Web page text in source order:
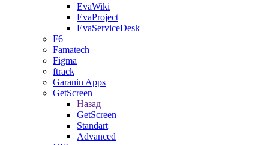
EvaWiki
EvaProject
EvaServiceDesk
F6
Famatech
Figma
ftrack
Garanin Apps
GetScreen
Назад
GetScreen
Standart
Advanced